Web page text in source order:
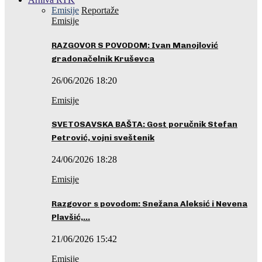
Emisije Reportaže
Emisije
RAZGOVOR S POVODOM: Ivan Manojlović
gradonačelnik Kruševca
26/06/2026 18:20
Emisije
SVETOSAVSKA BAŠTA: Gost poručnik Stefan
Petrović, vojni sveštenik
24/06/2026 18:28
Emisije
Razgovor s povodom: Snežana Aleksić i Nevena
Plavšić,…
21/06/2026 15:42
Emisije